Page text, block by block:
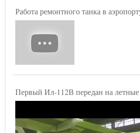
Работа ремонтного танка в
Первый Ил-112В передан на